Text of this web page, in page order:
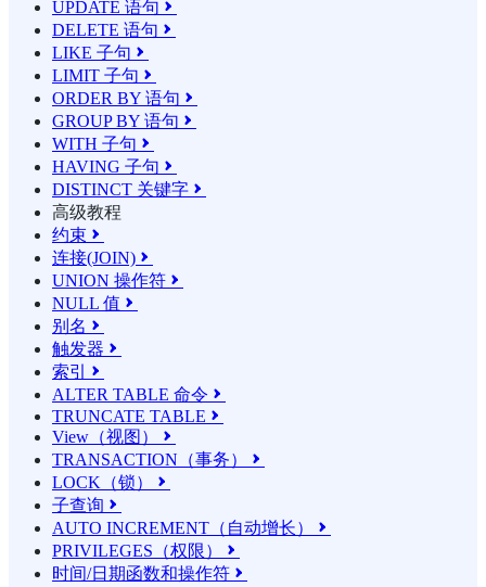
UPDATE 语句 
DELETE 语句 
LIKE 子句 
LIMIT 子句 
ORDER BY 语句 
GROUP BY 语句 
WITH 子句 
HAVING 子句 
DISTINCT 关键字 
高级教程
约束 
连接(JOIN) 
UNION 操作符 
NULL 值 
别名 
触发器 
索引 
ALTER TABLE 命令 
TRUNCATE TABLE 
View（视图） 
TRANSACTION（事务） 
LOCK（锁） 
子查询 
AUTO INCREMENT（自动增长） 
PRIVILEGES（权限） 
时间/日期函数和操作符 